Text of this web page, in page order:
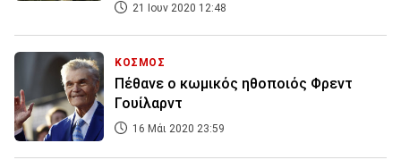
21 Ιουν 2020 12:48
ΚΟΣΜΟΣ
Πέθανε ο κωμικός ηθοποιός Φρεντ
Γουίλαρντ
16 Μάι 2020 23:59